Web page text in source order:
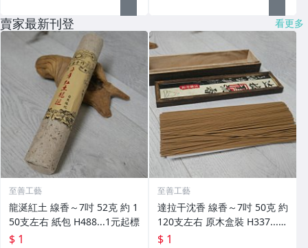
賣家最新刊登 看更多
至善工藝
龍涎紅土 線香～7吋 52克 約 1
50支左右 紙包 H488...1元起標
$ 1
至善工藝
達拉干沈香 線香～7吋 50克 約
120支左右 原木盒裝 H337....
1元起標
$ 1